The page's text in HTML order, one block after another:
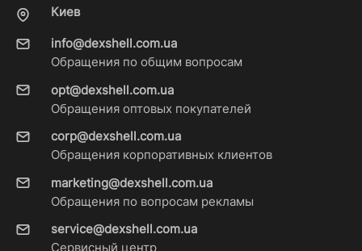
Киев
info@dexshell.com.ua
Обращения по общим вопросам
opt@dexshell.com.ua
Обращения оптовых покупателей
corp@dexshell.com.ua
Обращения корпоративных клиентов
marketing@dexshell.com.ua
Обращения по вопросам рекламы
service@dexshell.com.ua
Сервисный центр